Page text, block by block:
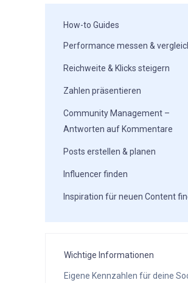
How-to Guides
Performance messen &
Reichweite & Klicks steigern
Zahlen präsentieren
Community Management –
Antworten auf Kommentare
Posts erstellen & planen
Influencer finden
Inspiration für neuen Content
Wichtige Informationen
Eigene Kennzahlen für deine